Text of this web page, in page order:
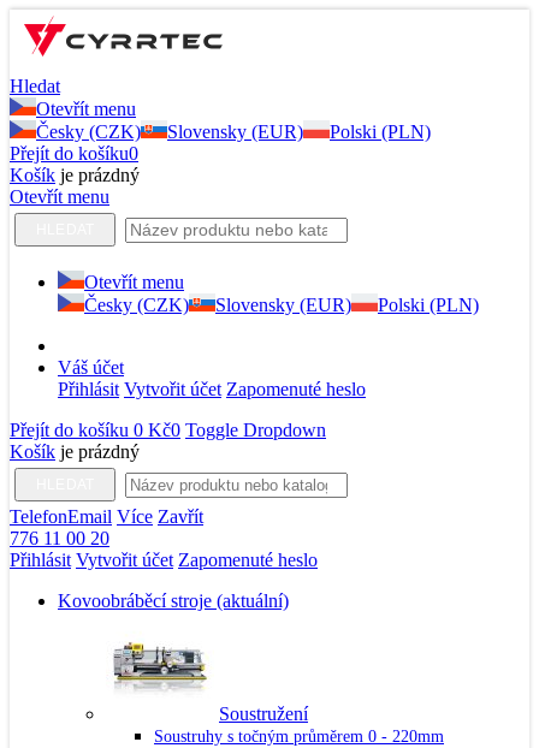
Hledat
Otevřít menu
Česky (CZK)
Slovensky (EUR)
Polski (PLN)
Přejít do košíku0
Košík je prázdný
Otevřít menu
Otevřít menu
Česky (CZK)
Slovensky (EUR) Polski (PLN)
Váš účet
Přihlásit Vytvořit účet Zapomenuté heslo
Přejít do košíku 0 Kč0 Toggle Dropdown
Košík je prázdný
TelefonEmail Více Zavřít
776 11 00 20
Přihlásit Vytvořit účet Zapomenuté heslo
Kovoobráběcí stroje (aktuální)
Soustružení
Soustruhy s točným průměrem 0 - 220mm